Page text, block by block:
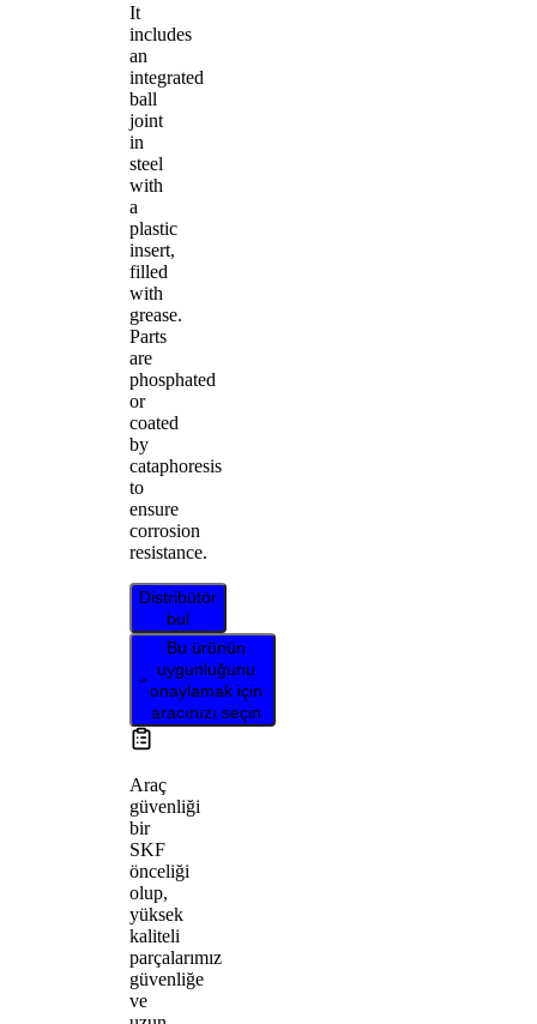
It
includes
an
integrated
ball
joint
in
steel
with
a
plastic
insert,
filled
with
grease.
Parts
are
phosphated
or
coated
by
cataphoresis
to
ensure
corrosion
resistance.
Distribütör
bul
Bu ürünün
uygunluğunu
onaylamak için
aracınızı seçin
Araç
güvenliği
bir
SKF
önceliği
olup,
yüksek
kaliteli
parçalarımız
güvenliğe
ve